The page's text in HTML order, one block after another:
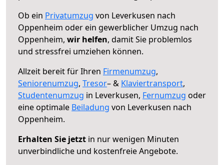
Ob ein Privatumzug von Leverkusen nach
Oppenheim oder ein gewerblicher Umzug nach
Oppenheim, wir helfen, damit Sie problemlos
und stressfrei umziehen können.
Allzeit bereit für Ihren Firmenumzug,
Seniorenumzug, Tresor– & Klaviertransport,
Studentenumzug in Leverkusen, Fernumzug oder
eine optimale Beiladung von Leverkusen nach
Oppenheim.
Erhalten Sie jetzt in nur wenigen Minuten
unverbindliche und kostenfreie Angebote.